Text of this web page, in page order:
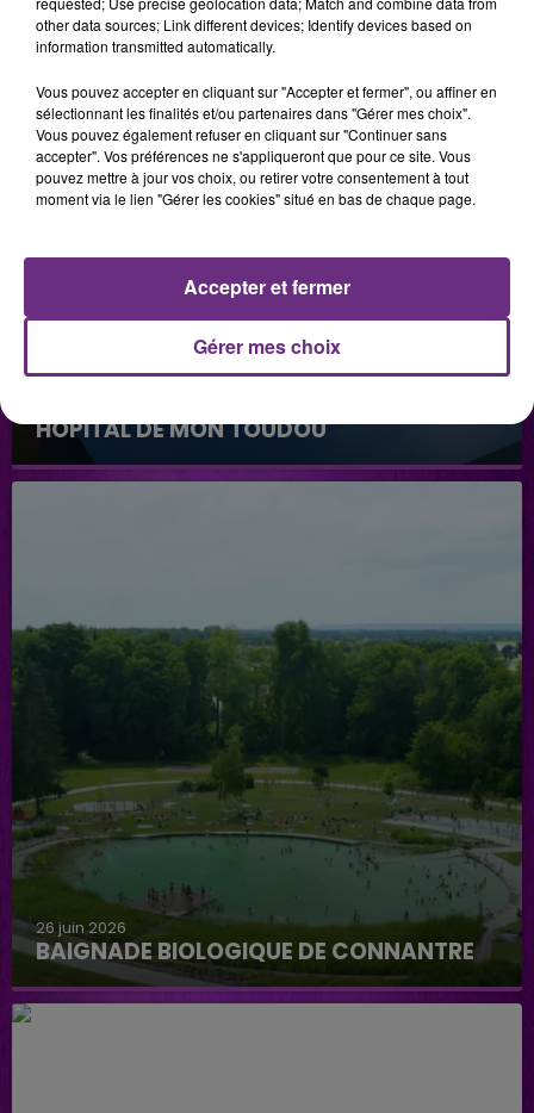
HÔPITAL DE MON TOUDOU
Hôpital de mon Toudou
26 juin 2026
BAIGNADE BIOLOGIQUE DE CONNANTRE
Baignade biologique de Connantre
other data sources; Link different devices; Identify devices based on
information transmitted automatically.
Vous pouvez accepter en cliquant sur "Accepter et fermer", ou affiner en
sélectionnant les finalités et/ou partenaires dans "Gérer mes choix".
Vous pouvez également refuser en cliquant sur "Continuer sans
accepter". Vos préférences ne s'appliqueront que pour ce site. Vous
pouvez mettre à jour vos choix, ou retirer votre consentement à tout
moment via le lien "Gérer les cookies" situé en bas de chaque page.
Gérer mes choix
Accepter et fermer